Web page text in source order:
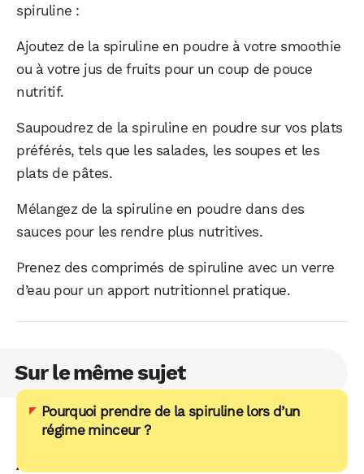
spiruline :
Ajoutez de la spiruline en poudre à votre smoothie
ou à votre jus de fruits pour un coup de pouce
nutritif.
Saupoudrez de la spiruline en poudre sur vos plats
préférés, tels que les salades, les soupes et les
plats de pâtes.
Mélangez de la spiruline en poudre dans des
sauces pour les rendre plus nutritives.
Prenez des comprimés de spiruline avec un verre
d’eau pour un apport nutritionnel pratique.
Sur le même sujet
Pourquoi prendre de la spiruline lors d’un
régime minceur ?
AUTOUR DU MÊME THÈME